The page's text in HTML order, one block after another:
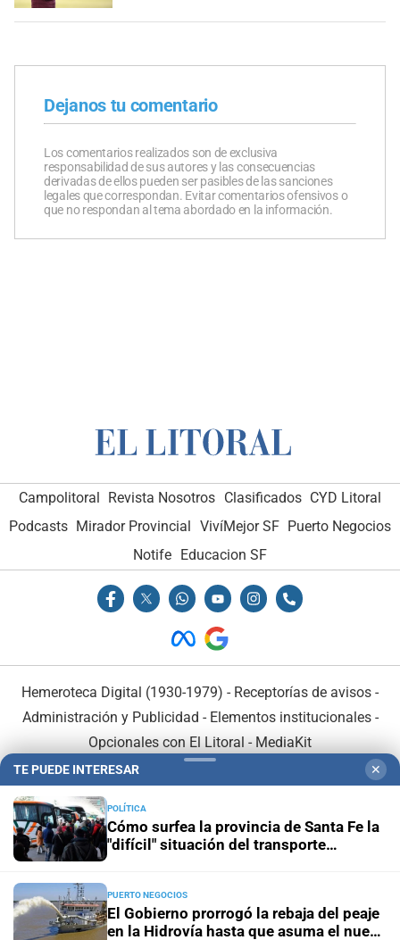
Dejanos tu comentario
Los comentarios realizados son de exclusiva
responsabilidad de sus autores y las consecuencias
derivadas de ellos pueden ser pasibles de las sanciones
legales que correspondan. Evitar comentarios ofensivos o
que no respondan al tema abordado en la información.
Campolitoral Revista Nosotros Clasificados CYD Litoral
Podcasts Mirador Provincial VivíMejor SF Puerto Negocios
Notife
Educacion SF
Hemeroteca Digital (1930-1979) - Receptorías de avisos -
Administración y Publicidad - Elementos institucionales-
Opcionales con El Litoral - MediaKit
En Asociación con:
TE PUEDE INTERESAR ✕
POLÍTICA
Cómo surfea la provincia de Santa Fe la
"difícil" situación del transporte
PUERTO NEGOCIOS
El Gobierno prorrogó la rebaja del peaje
en la Hidrovía hasta que asuma el nuevo